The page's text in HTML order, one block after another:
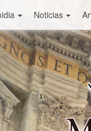
Noticias